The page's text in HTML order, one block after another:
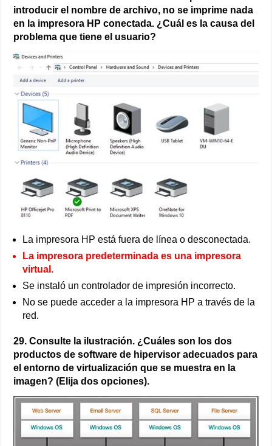
introducir el nombre de archivo, no se imprime nada
en la impresora HP conectada. ¿Cuál es la causa del
problema que tiene el usuario?
La impresora HP está fuera de línea o desconectada.
La impresora predeterminada es una impresora
virtual.
Se instaló un controlador de impresión incorrecto.
No se puede acceder a la impresora HP a través de la
red.
29. Consulte la ilustración. ¿Cuáles son los dos
productos de software de hipervisor adecuados para
el entorno de virtualización que se muestra en la
imagen? (Elija dos opciones).